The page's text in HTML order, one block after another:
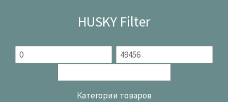
HUSKY Filter
Категории товаров